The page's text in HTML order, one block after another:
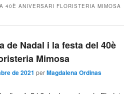
40È ANIVERSARI FLORISTERIA MIMOSA
de Nadal i la festa del 40è
Mimosa
de 2021 perMagdalena Ordinas